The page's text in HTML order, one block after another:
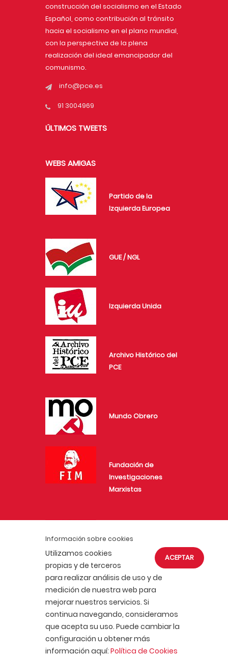
Información sobre cookies
ACEPTAR
Utilizamos cookies
propias y de terceros
para realizar análisis de uso y de
medición de nuestra web para
mejorar nuestros servicios. Si
continua navegando, consideramos
que acepta su uso. Puede cambiar la
configuración u obtener más
información aquí: Política de Cookies
construcción del socialismo en el Estado
Español, como contribución al tránsito
hacia el socialismo en el plano mundial,
con la perspectiva de la plena
realización del ideal emancipador del
comunismo.
info@pce.es
91 3004969
ÚLTIMOS TWEETS
WEBS AMIGAS
Partido de la
Izquierda Europea
GUE / NGL
Izquierda Unida
Archivo Histórico del
PCE
Mundo Obrero
Fundación de
Investigaciones
Marxistas
Juventud Comunista
ACTUALIDAD
AFÍLIATE
POLÍTICA DE PRIVACIDAD
PORTAL DE TRANSPARENCIA